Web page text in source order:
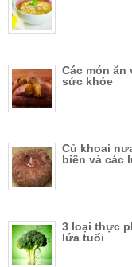
Các món
sức khỏe
Củ khoai
biến và các
3 loại thực
lứa tuổi